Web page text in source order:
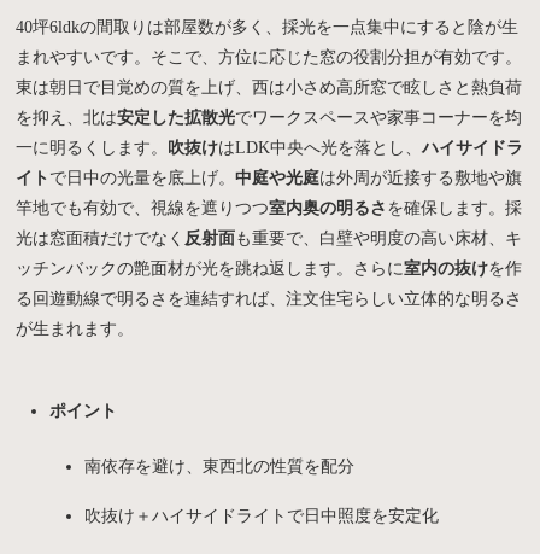
40坪6ldkの間取りは部屋数が多く、採光を一点集中にすると陰が生
まれやすいです。そこで、方位に応じた窓の役割分担が有効です。
東は朝日で目覚めの質を上げ、西は小さめ高所窓で眩しさと熱負荷
を抑え、北は安定した拡散光でワークスペースや家事コーナーを均
一に明るくします。
吹抜けはLDK中央へ光を落とし、ハイサイドラ
イト で日中の光量を底上げ。中庭や光庭は外周が近接する敷地や旗
竿地でも有効で、視線を遮りつつ室内奥の明るさ を確保します。採
光は窓面積だけでなく 反射面 も重要で、白壁や明度の高い床材、キ
ッチンバックの艶面材が光を跳ね返します。さらに室内の抜けを作
る回遊動線で明るさを連結すれば、注文住宅らしい立体的な明るさ
が生まれます。
ポイント
南依存を避け、東西北の性質を配分
吹抜け＋ハイサイドライトで日中照度を安定化